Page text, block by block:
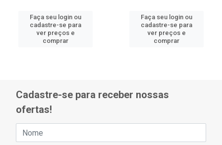
Faça seu login ou
cadastre-se para
ver preços e
comprar
Faça seu login ou
cadastre-se para
ver preços e
comprar
Cadastre-se para receber nossas
ofertas!